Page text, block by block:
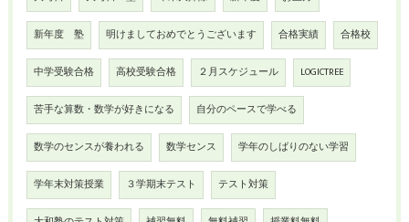
新年度 塾 明けましておめでとうございます 合格実績 合格校
中学受験合格 高校受験合格 ２月スケジュール LOGICTREE
苦手な算数・数学が好きになる 自分のペースで学べる
数学のセンスが養われる 数学センス 学年のしばりのない学習
学年末対策授業 ３学期末テスト テスト対策